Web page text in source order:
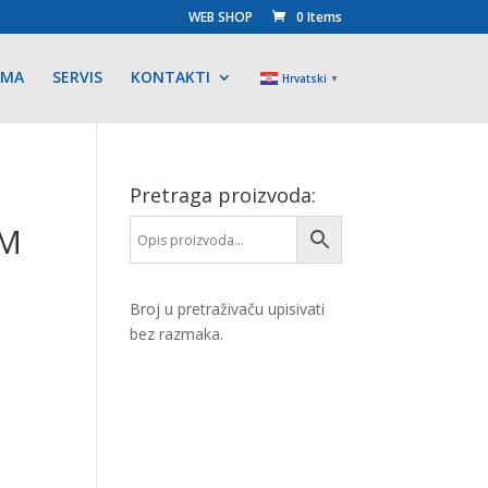
WEB SHOP 0 Items
SERVIS KONTAKTI Hrvatski ▼
Pretraga proizvoda:
Broj u pretraživaču upisivati
bez razmaka.